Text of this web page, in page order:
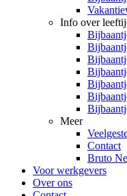
Info over
Meer
Contact
Bruto
Voor werkgevers
Over ons